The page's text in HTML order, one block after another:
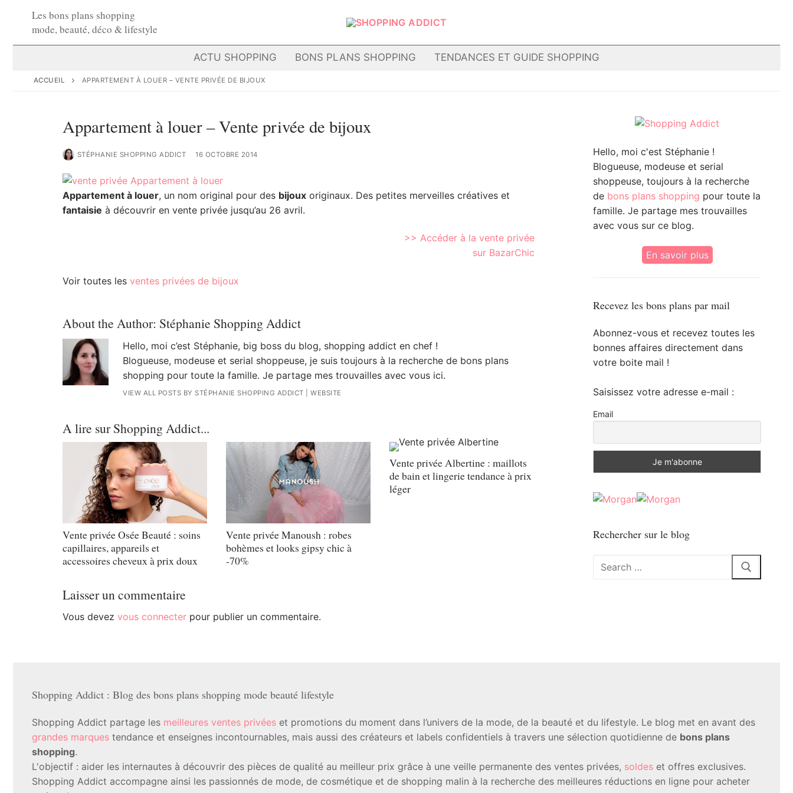
contenu
Les bons plans shopping
mode, beauté, déco & lifestyle
ACTU SHOPPING BONS PLANS SHOPPING TENDANCES ET GUIDE SHOPPING
ACCUEIL APPARTEMENT À LOUER – VENTE PRIVÉE DE BIJOUX
Appartement à louer – Vente privée de bijoux
STÉPHANIE SHOPPING ADDICT 16 OCTOBRE 2014
Appartement à louer, un nom original pour des bijouxoriginaux. Des petites merveilles créatives et
fantaisie à découvrir en vente privée jusqu’au 26 avril.
>> Accéder à la vente privée
sur BazarChic
Voir toutes les ventes privées de bijoux
About the Author: Stéphanie Shopping Addict
Hello, moi c’est Stéphanie, big boss du blog, shopping addict en chef !
Blogueuse, modeuse et serial shoppeuse, je suis toujours à la recherche de bons plans
shopping pour toute la famille. Je partage mes trouvailles avec vous ici.
VIEW ALL POSTS BY STÉPHANIE SHOPPING ADDICT |WEBSITE
A lire sur Shopping Addict...
Vente privée Osée Beauté : soins
capillaires, appareils et
accessoires cheveux à prix doux
Vente privée Manoush : robes
bohèmes et looks gipsy chic à
-70%
Vente privée Albertine : maillots
de bain et lingerie tendance à prix
léger
Laisser un commentaire
Vous devez vous connecterpour publier un commentaire.
Hello, moi c'est Stéphanie !
Blogueuse, modeuse et serial
shoppeuse, toujours à la recherche
de bons plans shopping pour toute la
famille. Je partage mes trouvailles
avec vous sur ce blog.
En savoir plus
Recevez les bons plans par mail
Abonnez-vous et recevez toutes les
bonnes affaires directement dans
votre boite mail !
Saisissez votre adresse e-mail :
Email
Rechercher sur le blog
Rechercher
Shopping Addict : Blog des bons plans shopping mode beauté lifestyle
Shopping Addict partage les meilleures ventes privées et promotions du moment dans l’univers de la mode, de la beauté et du lifestyle. Le blog met en avant des
grandes marques tendance et enseignes incontournables, mais aussi des créateurs et labels confidentiels à travers une sélection quotidienne de bons plans
shopping.
L'objectif : aider les internautes à découvrir des pièces de qualité au meilleur prix grâce à une veille permanente des ventes privées, soldes et offres exclusives.
Shopping Addict accompagne ainsi les passionnés de mode, de cosmétique et de shopping malin à la recherche des meilleures réductions en ligne pour acheter